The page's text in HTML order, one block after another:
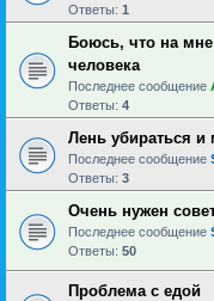
Ответы: 1
Боюсь, что на
человека
Последнее сообщение
Ответы: 4
Лень убираться и
Последнее сообщение
Ответы: 3
Очень нужен
Последнее сообщение
Ответы: 50
Проблема с едой